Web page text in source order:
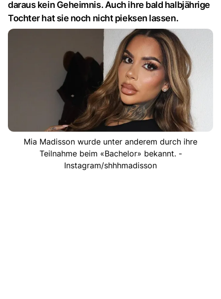
daraus kein Geheimnis. Auch ihre bald halbjährige
Tochter hat sie noch nicht pieksen lassen.
Mia Madisson wurde unter anderem durch ihre
Teilnahme beim «Bachelor» bekannt. -
Instagram/shhhmadisson